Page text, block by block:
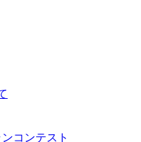
コンテスト